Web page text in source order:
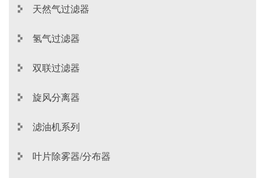
天然气过滤器
氢气过滤器
双联过滤器
旋风分离器
滤油机系列
叶片除雾器/分布器